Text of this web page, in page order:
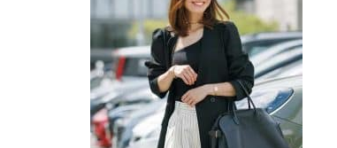
ファッションスナップ
夏コーデ トレンド 盛りアクセ
読者スナップ